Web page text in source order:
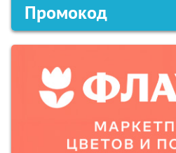
Промокод